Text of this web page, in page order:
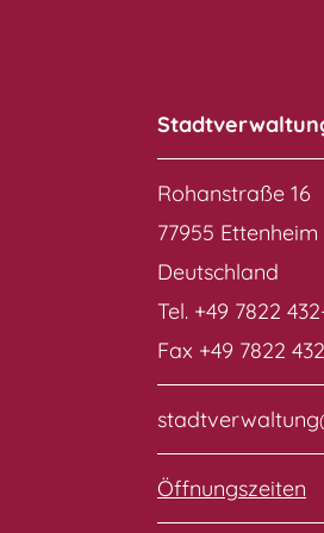
Rohanstraße 16
77955 Ettenheim
Deutschland
Tel. +49 7822
Fax +49 7822
Öffnungszeiten